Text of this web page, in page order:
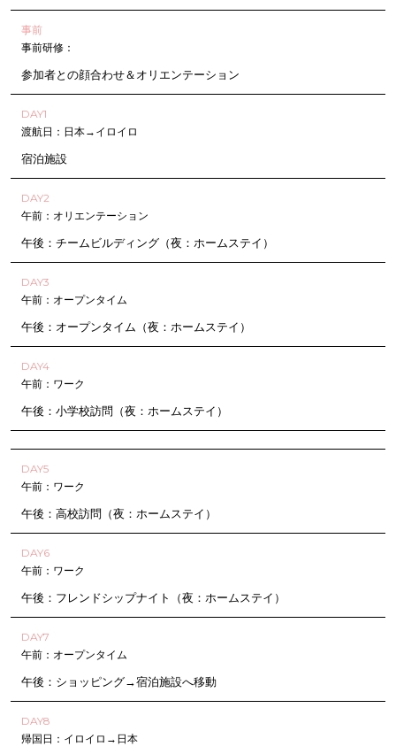
事前
事前研修：
参加者との顔合わせ＆オリエンテーション
DAY1
渡航日：日本→イロイロ
宿泊施設
DAY2
午前：オリエンテーション
午後：チームビルディング（夜：ホームステイ）
DAY3
午前：オープンタイム
午後：オープンタイム（夜：ホームステイ）
DAY4
午前：ワーク
午後：小学校訪問（夜：ホームステイ）
DAY5
午前：ワーク
午後：高校訪問（夜：ホームステイ）
DAY6
午前：ワーク
午後：フレンドシップナイト（夜：ホームステイ）
DAY7
午前：オープンタイム
午後：ショッピング→宿泊施設へ移動
DAY8
帰国日：イロイロ→日本